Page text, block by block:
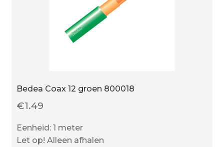
Bedea Coax 12 groen 800018
€1.49
Eenheid: 1 meter
Let op! Alleen afhalen